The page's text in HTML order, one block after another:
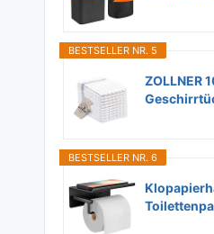
BESTSELLER NR. 5
ZOLLNER
BESTSELLER NR. 6